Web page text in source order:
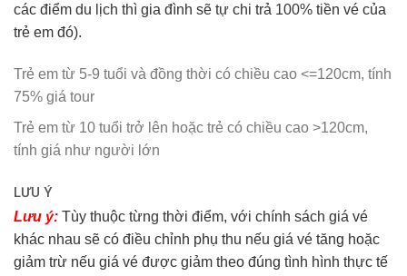
các điểm du lịch thì gia đình sẽ tự chi trả 100% tiền vé của
trẻ em đó).
Trẻ em từ 5-9 tuổi và đồng thời có chiều cao <=120cm, tính
75% giá tour
Trẻ em từ 10 tuổi trở lên hoặc trẻ có chiều cao >120cm,
tính giá như người lớn
LƯU Ý
Lưu ý: Tùy thuộc từng thời điểm, với chính sách giá vé
khác nhau sẽ có điều chỉnh phụ thu nếu giá vé tăng hoặc
giảm trừ nếu giá vé được giảm theo đúng tình hình thực tế